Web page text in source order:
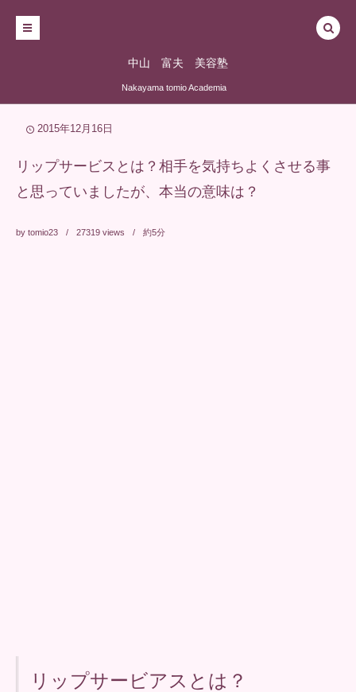
中山 富夫 美容塾
Nakayama tomio Academia
2015年12月16日
リップサービスとは？相手を気持ちよくさせる事
と思っていましたが、本当の意味は？
by tomio23 27319 views 約5分
リップサービアスとは？